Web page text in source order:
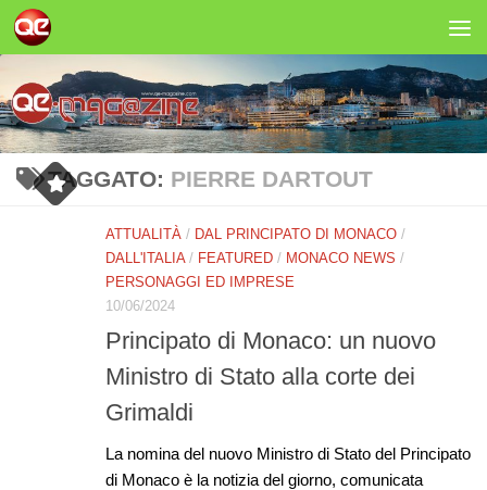
Salta al contenuto
TAGGATO: PIERRE DARTOUT
ATTUALITÀ / DAL PRINCIPATO DI MONACO /
DALL'ITALIA/ FEATURED / MONACO NEWS /
PERSONAGGI ED IMPRESE
10/06/2024
Principato di Monaco: un nuovo
Ministro di Stato alla corte dei
Grimaldi
La nomina del nuovo Ministro di Stato del Principato
di Monaco è la notizia del giorno, comunicata